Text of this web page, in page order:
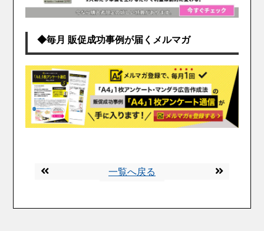
◆毎月 販促成功事例が届くメルマガ
一覧へ戻る